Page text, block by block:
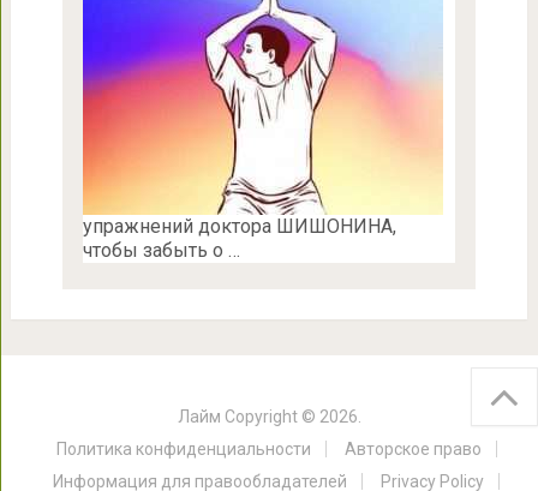
упражнений доктора ШИШОНИНА,
чтобы забыть о …
Лайм Copyright © 2026.
Политика конфиденциальности
Авторское право
Информация для правообладателей
Privacy Policy